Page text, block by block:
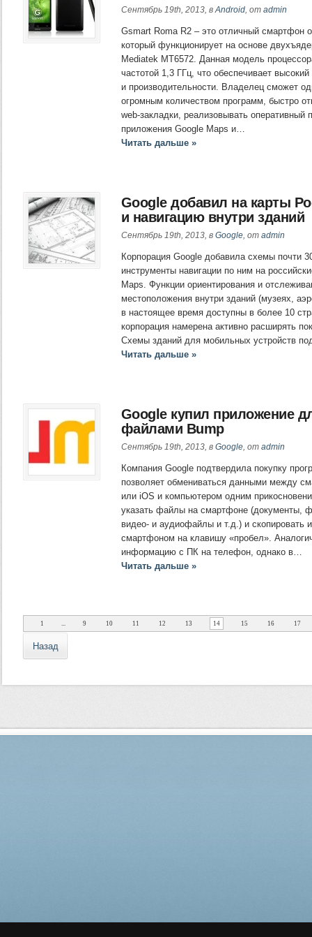
Сентябрь 19th, 2013, вAndroid, от admin
Gsmart Roma R2 – это отличный смартфон
который функционирует на основе
Mediatek MT6572. Данная модель
частотой 1,3 ГГц, что обеспечивает
и производительности. Владелец сможет
огромным количеством программ, быстро
web-закладки, реализовывать
приложения Google Maps и…
Читать дальше »
Google добавил на карты
и навигацию внутри зданий
Сентябрь 19th, 2013, в Google, от admin
Корпорация Google добавила схемы почти
инструменты навигации по ним на
Maps. Функции ориентирования и
местоположения внутри зданий (музеях,
в настоящее время доступны в более 10
корпорация намерена активно расширять
Схемы зданий для мобильных устройств
Читать дальше »
Google купил приложение
файлами Bump
Сентябрь 19th, 2013, в Google, от admin
Компания Google подтвердила покупку
позволяет обмениваться данными между
или iOS и компьютером одним
указать файлы на смартфоне (документы,
видео- и аудиофайлы и т.д.) и скопировать
смартфоном на клавишу «пробел».
информацию с ПК на телефон, однако в…
Читать дальше »
1 ... 9 10 11 12 13 14 15 16 17
Назад